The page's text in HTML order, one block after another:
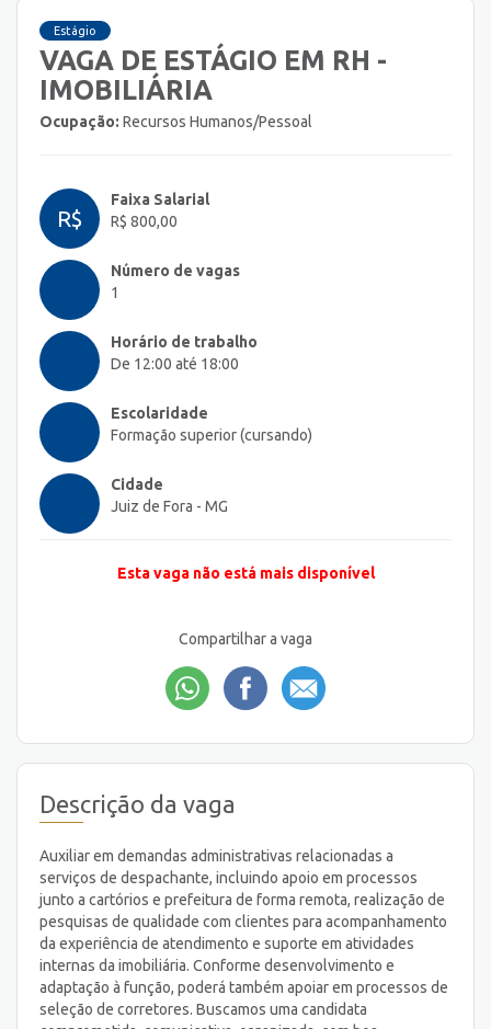
Estágio
VAGA DE ESTÁGIO EM RH -
IMOBILIÁRIA
Ocupação: Recursos Humanos/Pessoal
R$
Faixa Salarial
R$ 800,00
Número de vagas
1
Horário de trabalho
De 12:00 até 18:00
Escolaridade
Formação superior (cursando)
Cidade
Juiz de Fora - MG
Esta vaga não está mais disponível
Compartilhar a vaga
Descrição da vaga
Auxiliar em demandas administrativas relacionadas a
serviços de despachante, incluindo apoio em processos
junto a cartórios e prefeitura de forma remota, realização de
pesquisas de qualidade com clientes para acompanhamento
da experiência de atendimento e suporte em atividades
internas da imobiliária. Conforme desenvolvimento e
adaptação à função, poderá também apoiar em processos de
seleção de corretores. Buscamos uma candidata